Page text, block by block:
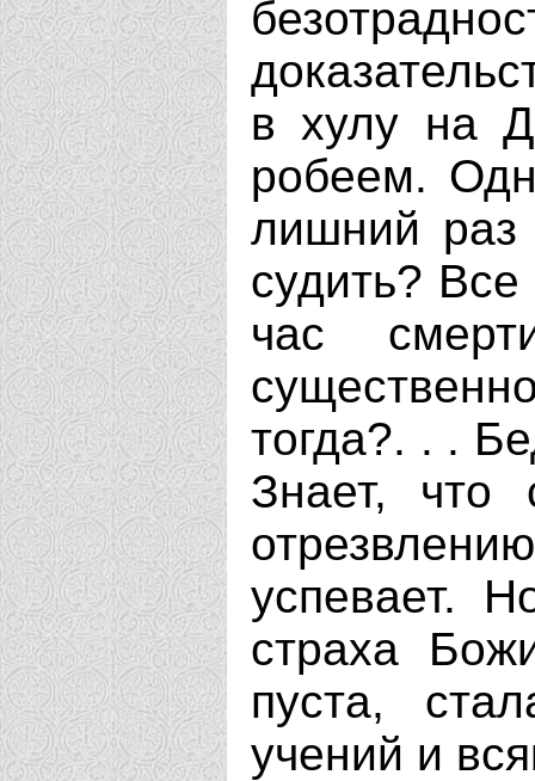
в хулу на
робеем.
лишний раз
судить?
час
тогда?. . .
Знает, что
успевает.
страха
пуста,
учений и